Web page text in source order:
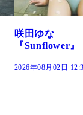
藤水咲桜『花
だまり』
2026年08月02日